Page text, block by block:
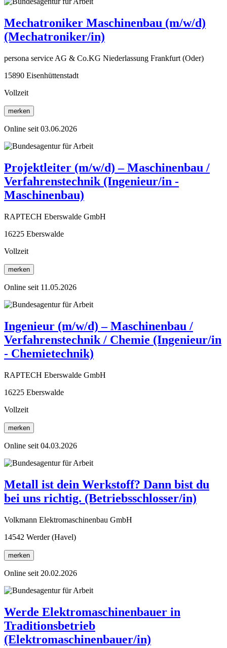
Mechatroniker Maschinenbau (m/w/d)
(Mechatroniker/in)
persona service AG & Co.KG Niederlassung Frankfurt (Oder)
15890 Eisenhüttenstadt
Vollzeit
merken
Online seit 03.06.2026
Projektleiter (m/w/d) – Maschinenbau /
Verfahrenstechnik (Ingenieur/in -
Maschinenbau)
RAPTECH Eberswalde GmbH
16225 Eberswalde
Vollzeit
merken
Online seit 11.05.2026
Ingenieur (m/w/d) – Maschinenbau /
Verfahrenstechnik / Chemie (Ingenieur/in
- Chemietechnik)
RAPTECH Eberswalde GmbH
16225 Eberswalde
Vollzeit
merken
Online seit 04.03.2026
Metall ist dein Werkstoff? Dann bist du
bei uns richtig. (Betriebsschlosser/in)
Volkmann Elektromaschinenbau GmbH
14542 Werder (Havel)
merken
Online seit 20.02.2026
Werde Elektromaschinenbauer in
Traditionsbetrieb
(Elektromaschinenbauer/in)